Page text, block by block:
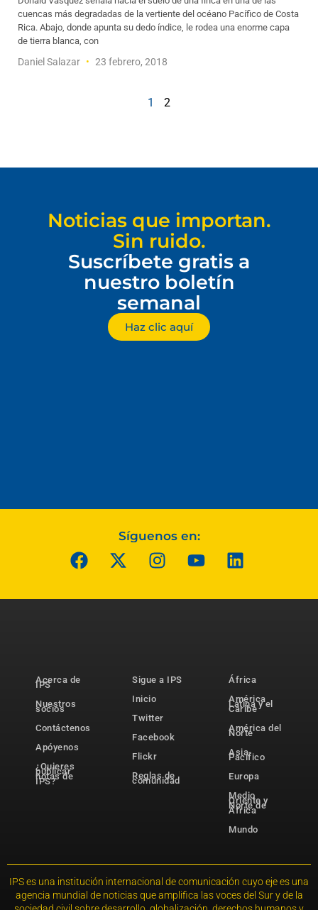
cuencas más degradadas de la vertiente del océano Pacífico de Costa
Rica. Abajo, donde apunta su dedo índice, le rodea una enorme capa
de tierra blanca, con
Daniel Salazar 23 febrero, 2018
1 2
Noticias que importan.
Sin ruido.
Suscríbete gratis a
nuestro boletín
semanal
Haz clic aquí
Síguenos en:
Acerca de
IPS
Nuestros
socios
Contáctenos
Apóyenos
¿Quieres
publicar
notas de
IPS?
Sigue a IPS
Inicio
Twitter
Facebook
Flickr
Reglas de
comunidad
África
América
Latina y el
Caribe
América del
Norte
Asia-
Pacífico
Europa
Medio
Oriente y
Norte de
África
Mundo
IPS es una institución internacional de comunicación cuyo eje es una
agencia mundial de noticias que amplifica las voces del Sur y de la